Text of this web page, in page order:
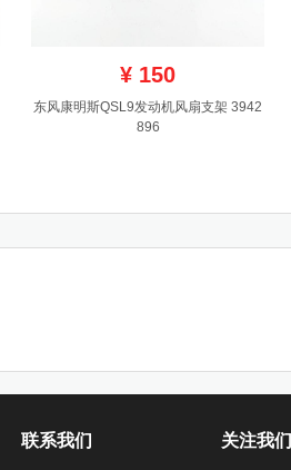
¥ 150
东风康明斯QSL9发动机风扇支架 3942
896
联系我们 关注我们